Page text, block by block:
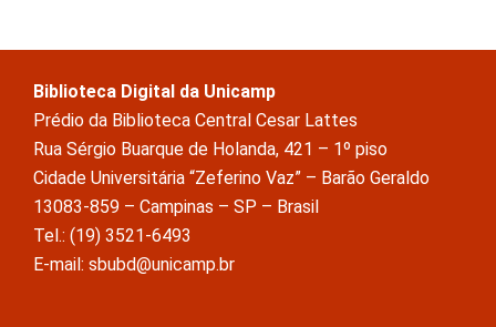
Biblioteca Digital da Unicamp
Prédio da Biblioteca Central Cesar Lattes
Rua Sérgio Buarque de Holanda, 421 – 1º piso
Cidade Universitária “Zeferino Vaz” – Barão Geraldo
13083-859 – Campinas – SP – Brasil
Tel.: (19) 3521-6493
E-mail: sbubd@unicamp.br